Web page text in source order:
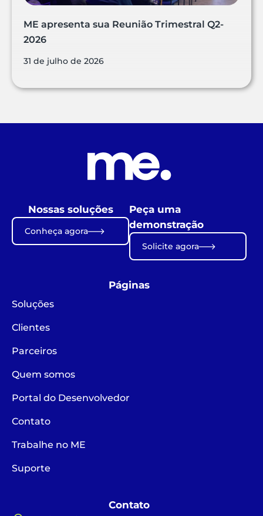
ME apresenta sua Reunião Trimestral Q2-
2026
31 de julho de 2026
Nossas soluções
Conheça agora
Peça uma
demonstração
Solicite agora
Páginas
Soluções
Clientes
Parceiros
Quem somos
Portal do Desenvolvedor
Contato
Trabalhe no ME
Suporte
Contato